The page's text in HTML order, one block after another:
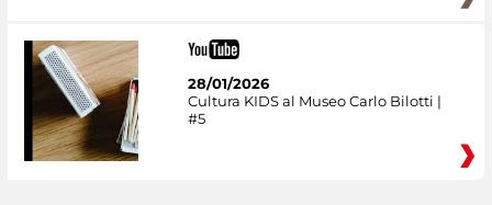
28/01/2026
Cultura KIDS al Museo Carlo Bilotti |
#5